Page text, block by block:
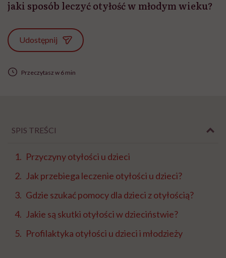
jaki sposób leczyć otyłość w młodym wieku?
Udostępnij
Przeczytasz w 6 min
SPIS TREŚCI
Przyczyny otyłości u dzieci
Jak przebiega leczenie otyłości u dzieci?
Gdzie szukać pomocy dla dzieci z otyłością?
Jakie są skutki otyłości w dzieciństwie?
Profilaktyka otyłości u dzieci i młodzieży